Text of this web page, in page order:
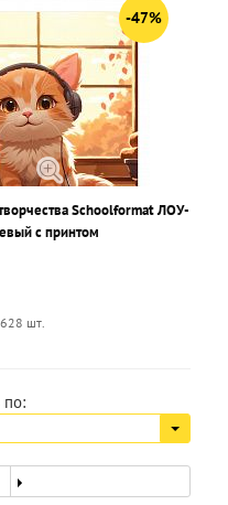
-47%
Schoolformat ЛОУ-
с принтом
628 шт.
по: